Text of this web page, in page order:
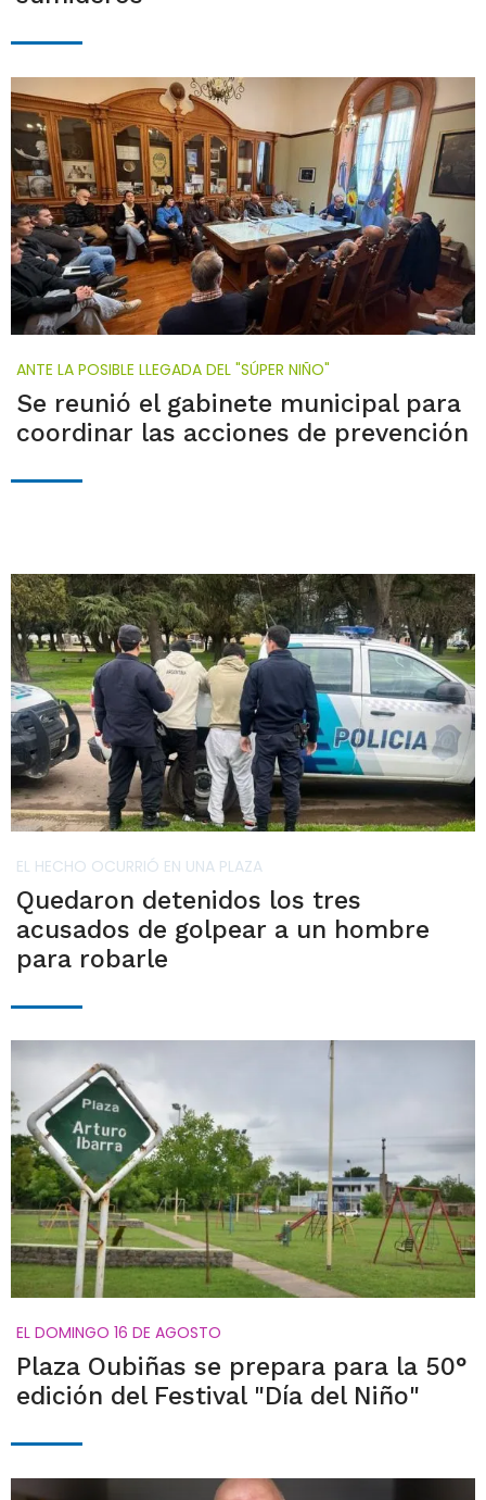
ANTE LA POSIBLE LLEGADA DEL "SÚPER NIÑO"
Se reunió el gabinete municipal para
coordinar las acciones de prevención
EL HECHO OCURRIÓ EN UNA PLAZA
Quedaron detenidos los tres
acusados de golpear a un hombre
para robarle
EL DOMINGO 16 DE AGOSTO
Plaza Oubiñas se prepara para la 50°
edición del Festival "Día del Niño"